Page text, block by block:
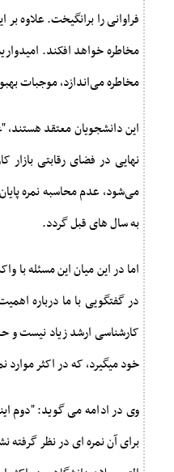
فراوانی را برانگیخت. علاوه
مخاطره خواهد افکند.
مخاطره می‌اندازد، موجبات
این دانشجویان معتقد هستند، "
نهایی در فضای رقابتی
می‌شود، عدم محاسبه نمره
به سال های قبل گردد.
اما در این میان این مسئله
در گفتگویی با ما درباره
خود میگیرد، که در اکثر موارد
وی در ادامه می گوید: "دوم
برای آن نمره ای در نظر گرفته